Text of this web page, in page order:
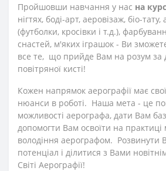
Пройшовши навчання у нас на
нігтях, боді-арт, аеровізаж, біо-
(футболки, кросівки і т.д.),
снастей, м'яких іграшок - Ви
все те, що прийде Вам на розум за
повітряної кисті!
Кожен напрямок аерографії має
нюанси в роботі. Наша мета - це
можливості аерографа, дати Вам
допомогти Вам освоїти на практиці
володіння аерографом. Розвинути
потенціал і ділитися з Вами
Світі Аерографії!